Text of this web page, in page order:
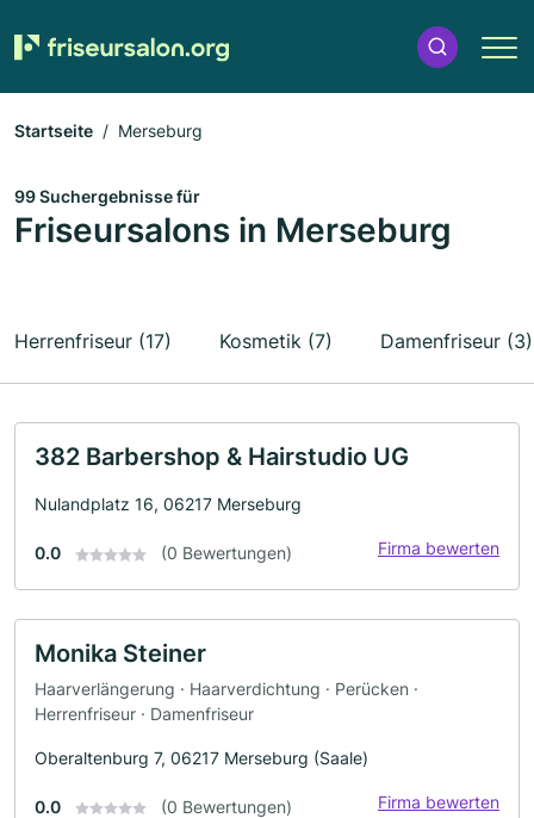
Startseite Merseburg
99 Suchergebnisse für
Friseursalons in Merseburg
Herrenfriseur (17) Kosmetik (7) Damenfriseur (3)
382 Barbershop & Hairstudio UG
Nulandplatz 16, 06217 Merseburg
0.0 (0 Bewertungen) Firma bewerten
Monika Steiner
Haarverlängerung · Haarverdichtung · Perücken ·
Herrenfriseur · Damenfriseur
Oberaltenburg 7, 06217 Merseburg (Saale)
0.0 (0 Bewertungen) Firma bewerten